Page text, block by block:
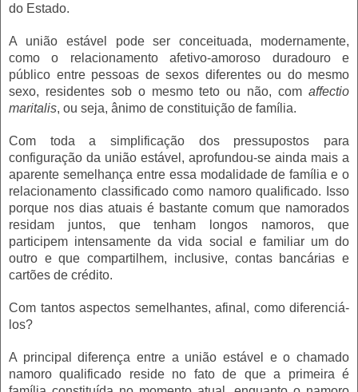
do Estado.
A união estável pode ser conceituada, modernamente,
como o relacionamento afetivo-amoroso duradouro e
público entre pessoas de sexos diferentes ou do mesmo
sexo, residentes sob o mesmo teto ou não, com affectio
maritalis, ou seja, ânimo de constituição de família.
Com toda a simplificação dos pressupostos para
configuração da união estável, aprofundou-se ainda mais a
aparente semelhança entre essa modalidade de família e o
relacionamento classificado como namoro qualificado. Isso
porque nos dias atuais é bastante comum que namorados
residam juntos, que tenham longos namoros, que
participem intensamente da vida social e familiar um do
outro e que compartilhem, inclusive, contas bancárias e
cartões de crédito.
Com tantos aspectos semelhantes, afinal, como diferenciá-
los?
A principal diferença entre a união estável e o chamado
namoro qualificado reside no fato de que a primeira é